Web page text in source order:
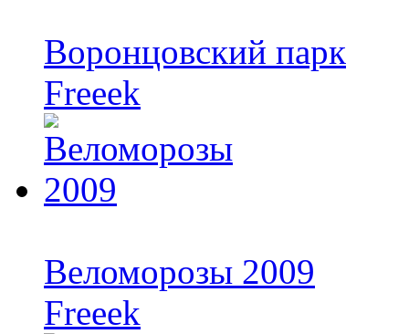
Воронцовский парк
Freeek
Веломорозы 2009
Freeek